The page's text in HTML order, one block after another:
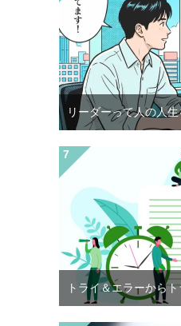
リーダーって人の人
トライ＆エラーから